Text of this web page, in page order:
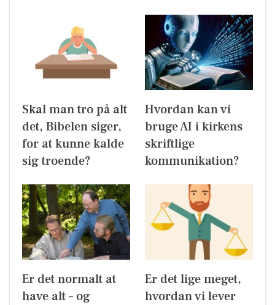
Skal man tro på alt
det, Bibelen siger,
for at kunne kalde
sig troende?
Hvordan kan vi
bruge AI i kirkens
skriftlige
kommunikation?
Er det normalt at
have alt – og
Er det lige meget,
hvordan vi lever